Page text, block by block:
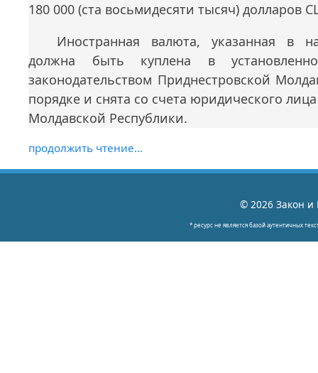
180 000 (ста восьмидесяти тысяч) долларов
Иностранная валюта, указанная в
должна быть куплена в
законодательством Приднестровской
порядке и снята со счета юридического
Молдавской Республики.
продолжить чтение...
© 2026 Закон и
* ресурс не является базой аутентичных